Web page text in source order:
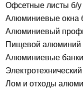
Офсетные листы б/у
Алюминиевые окна
Алюминиевый
Пищевой алюминий
Алюминиевые банки
Лом и отходы